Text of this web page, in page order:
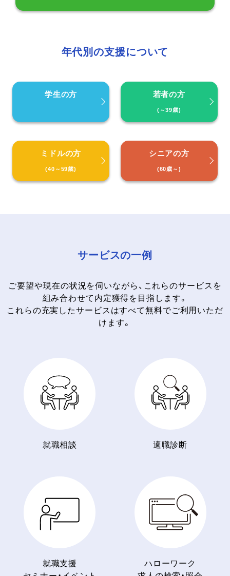
年代別の支援について
学生の方 若者の方
(～39歳)
ミドルの方
(40～59歳)
シニアの方
(60歳～)
サービスの一例
ご要望や現在の状況を伺いながら、これらのサービスを
組み合わせて内定獲得を目指します。
これらの充実したサービスはすべて無料でご利用いただ
けます。
就職相談 適職診断
就職支援
ハローワーク